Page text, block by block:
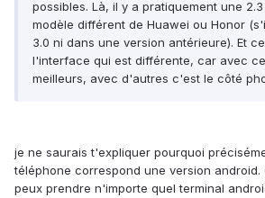
possibles. Là, il y a pratiquement une
modèle différent de Huawei ou Honor
3.0 ni dans une version antérieure). Et
l'interface qui est différente, car avec
meilleurs, avec d'autres c'est le côté
je ne saurais t'expliquer pourquoi
téléphone correspond une version
peux prendre n'importe quel terminal